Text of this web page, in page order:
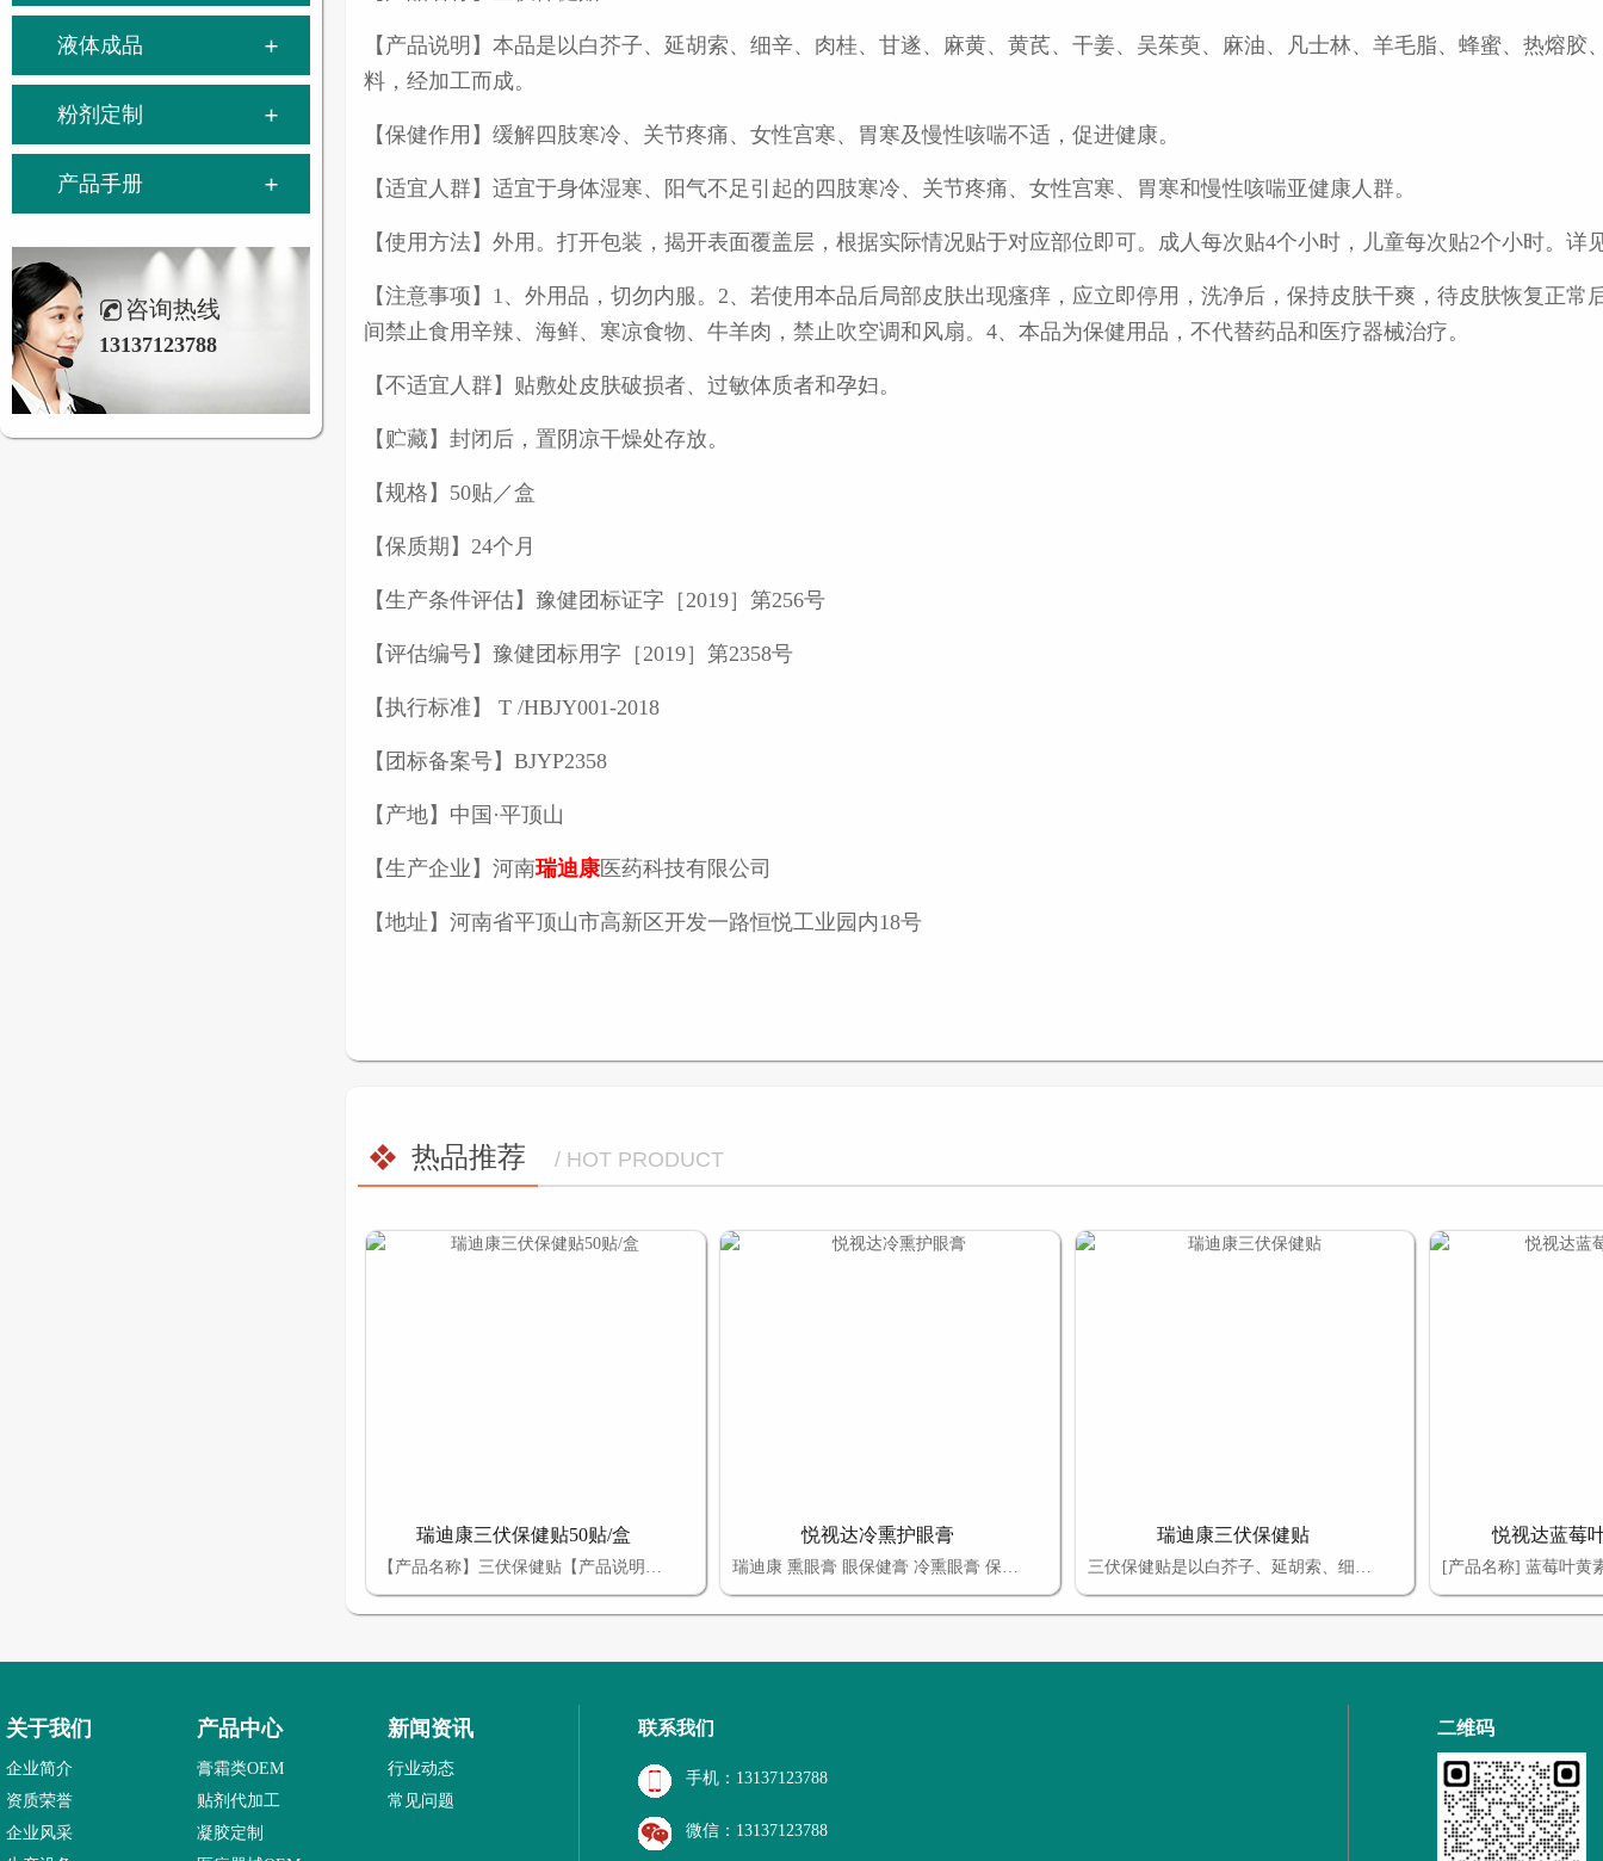
液体成品
粉剂定制
产品手册
咨询热线
13137123788
【产品说明】本品是以白芥子、延胡索、细辛、肉桂、甘遂、麻黄、黄芪、干姜、吴茱萸、麻油、凡士林、羊毛脂、蜂蜜、热熔胶
料，经加工而成。
【保健作用】缓解四肢寒冷、关节疼痛、女性宫寒、胃寒及慢性咳喘不适，促进健康。
【适宜人群】适宜于身体湿寒、阳气不足引起的四肢寒冷、关节疼痛、女性宫寒、胃寒和慢性咳喘亚健康人群。
【使用方法】外用。打开包装，揭开表面覆盖层，根据实际情况贴于对应部位即可。成人每次贴4个小时，儿童每次贴2个小时。详
【注意事项】1、外用品，切勿内服。2、若使用本品后局部皮肤出现瘙痒，应立即停用，洗净后，保持皮肤干爽，待皮肤恢复正常
间禁止食用辛辣、海鲜、寒凉食物、牛羊肉，禁止吹空调和风扇。4、本品为保健用品，不代替药品和医疗器械治疗。
【不适宜人群】贴敷处皮肤破损者、过敏体质者和孕妇。
【贮藏】封闭后，置阴凉干燥处存放。
【规格】50贴／盒
【保质期】24个月
【生产条件评估】豫健团标证字［2019］第256号
【评估编号】豫健团标用字［2019］第2358号
【执行标准】 T /HBJY001-2018
【团标备案号】BJYP2358
【产地】中国·平顶山
【生产企业】河南瑞迪康医药科技有限公司
【地址】河南省平顶山市高新区开发一路恒悦工业园内18号
热品推荐 / HOT PRODUCT
瑞迪康三伏保健贴50贴/盒 悦视达冷熏护眼膏 瑞迪康三伏保健贴 悦视达蓝莓
关于我们
企业简介
资质荣誉
企业风采
产品中心
膏霜类OEM
贴剂代加工
凝胶定制
新闻资讯
行业动态
常见问题
联系我们
手机：13137123788
微信：13137123788
二维码